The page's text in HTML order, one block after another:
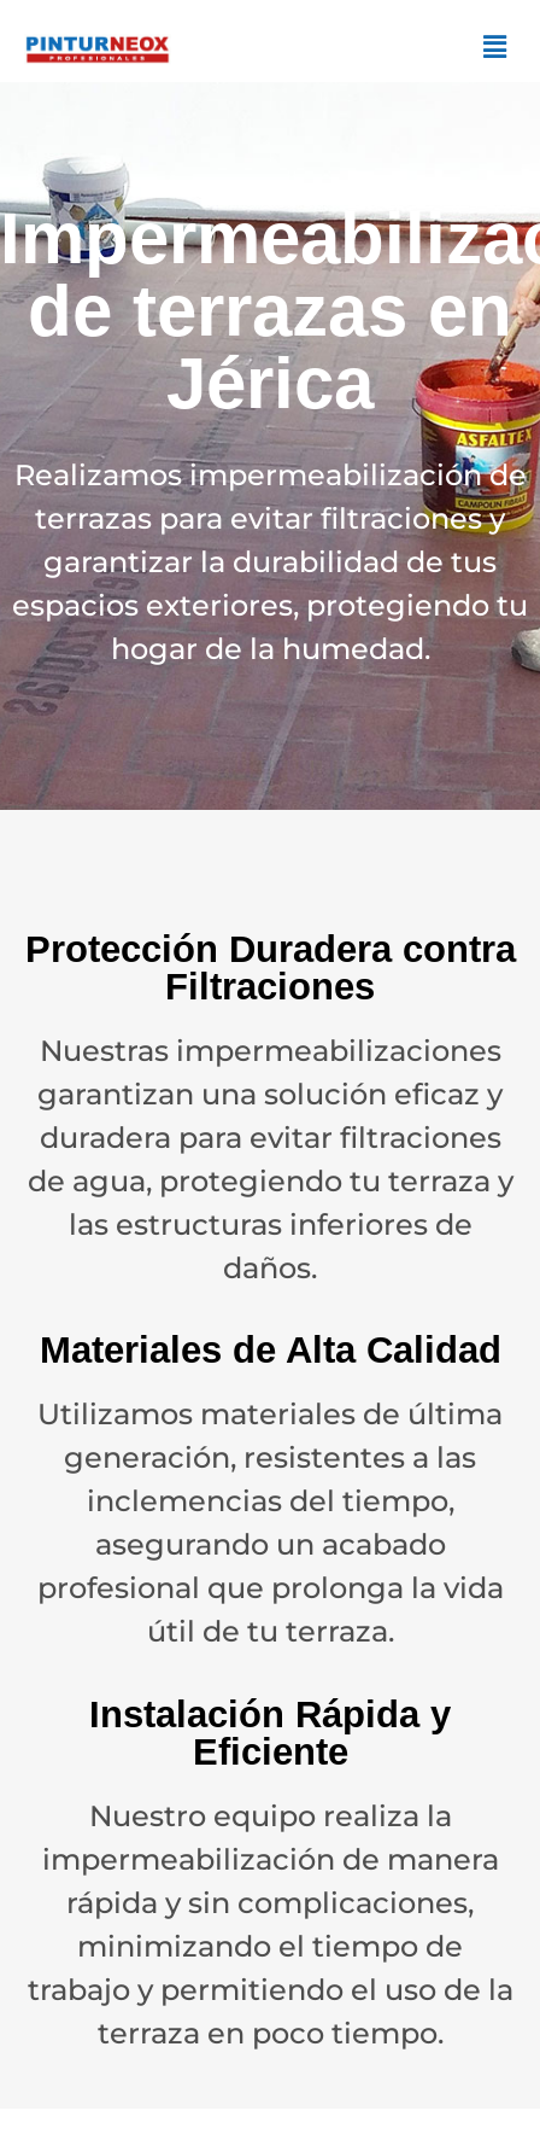
de terrazas en
Jérica
Realizamos impermeabilización de
terrazas para evitar filtraciones y
garantizar la durabilidad de tus
espacios exteriores, protegiendo tu
hogar de la humedad.
Protección Duradera contra
Filtraciones
Nuestras impermeabilizaciones
garantizan una solución eficaz y
duradera para evitar filtraciones
de agua, protegiendo tu terraza y
las estructuras inferiores de
daños.
Materiales de Alta Calidad
Utilizamos materiales de última
generación, resistentes a las
inclemencias del tiempo,
asegurando un acabado
profesional que prolonga la vida
útil de tu terraza.
Instalación Rápida y
Eficiente
Nuestro equipo realiza la
impermeabilización de manera
rápida y sin complicaciones,
minimizando el tiempo de
trabajo y permitiendo el uso de la
terraza en poco tiempo.